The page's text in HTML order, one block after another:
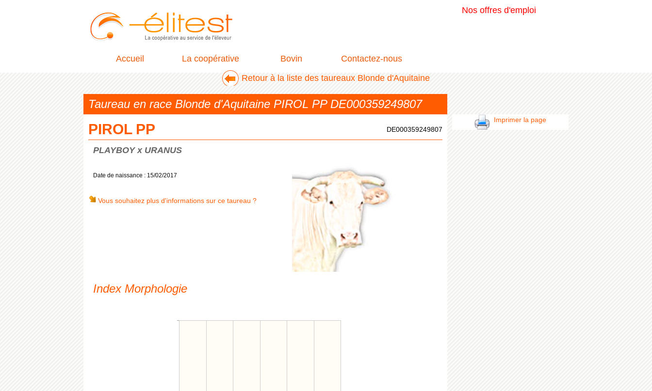
Nos offres d'emploi
Accueil La coopérative Bovin
Contactez-nous
Retour à la liste des taureaux Blonde d'Aquitaine
Taureau en race Blonde d'Aquitaine PIROL PP DE000359249807
PIROL PP DE000359249807
PLAYBOY x URANUS
Date de naissance : 15/02/2017
Vous souhaitez plus d'informations sur ce taureau ?
Index Morphologie
Imprimer la page